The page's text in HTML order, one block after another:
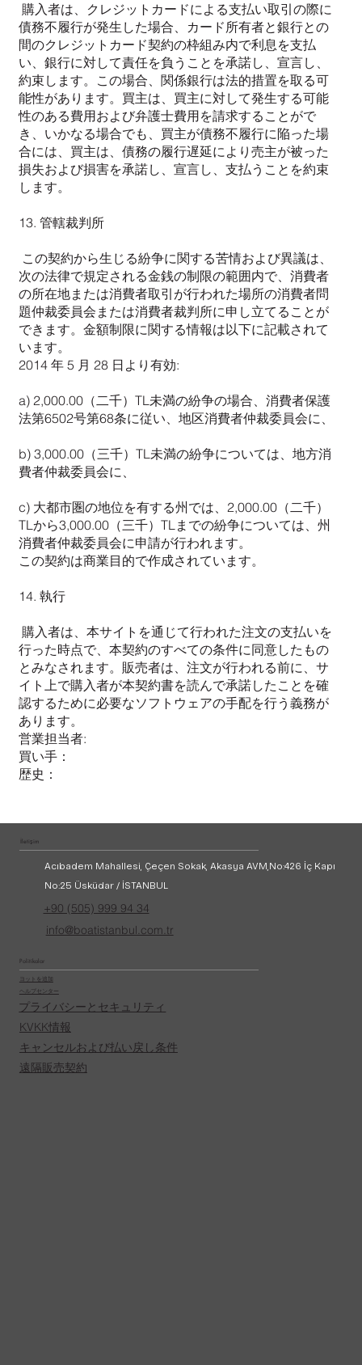
購入者は、クレジットカードによる支払い取引の際に
債務不履行が発生した場合、カード所有者と銀行との
間のクレジットカード契約の枠組み内で利息を支払
い、銀行に対して責任を負うことを承諾し、宣言し、
約束します。この場合、関係銀行は法的措置を取る可
能性があります。買主は、買主に対して発生する可能
性のある費用および弁護士費用を請求することがで
き、いかなる場合でも、買主が債務不履行に陥った場
合には、買主は、債務の履行遅延により売主が被った
損失および損害を承諾し、宣言し、支払うことを約束
します。
13. 管轄裁判所
この契約から生じる紛争に関する苦情および異議は、
次の法律で規定される金銭の制限の範囲内で、消費者
の所在地または消費者取引が行われた場所の消費者問
題仲裁委員会または消費者裁判所に申し立てることが
できます。金額制限に関する情報は以下に記載されて
います。
2014 年 5 月 28 日より有効:
a) 2,000.00（二千）TL未満の紛争の場合、消費者保護
法第6502号第68条に従い、地区消費者仲裁委員会に、
b) 3,000.00（三千）TL未満の紛争については、地方消
費者仲裁委員会に、
c) 大都市圏の地位を有する州では、2,000.00（二千）
TLから3,000.00（三千）TLまでの紛争については、州
消費者仲裁委員会に申請が行われます。
この契約は商業目的で作成されています。
14. 執行
購入者は、本サイトを通じて行われた注文の支払いを
行った時点で、本契約のすべての条件に同意したもの
とみなされます。販売者は、注文が行われる前に、サ
イト上で購入者が本契約書を読んで承諾したことを確
認するために必要なソフトウェアの手配を行う義務が
あります。
営業担当者:
買い手：
歴史：
İletişim
Acıbadem Mahallesi, Çeçen Sokak, Akasya AVM,No:426 İç Kapı
No:25 Üsküdar / İSTANBUL
+90 (505) 999 94 34
info@boatistanbul.com.tr
Politikalar
ヨットを追加
ヘルプセンター
プライバシーとセキュリティ
KVKK情報
キャンセルおよび払い戻し条件
遠隔販売契約